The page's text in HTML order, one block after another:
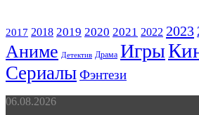
2017 2018 2019 2020 2021 2022 2023
Аниме Детектив Драма Игры
СериалыФэнтези
Роберт
06.08.2026